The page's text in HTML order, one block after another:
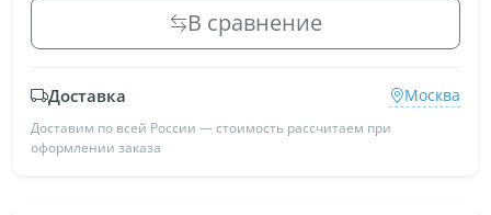
В сравнение
Доставка Москва
Доставим по всей России — стоимость рассчитаем при
оформлении заказа